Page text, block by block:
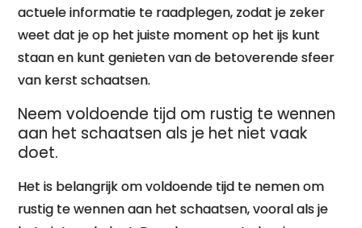
actuele informatie te raadplegen, zodat je zeker
weet dat je op het juiste moment op het ijs kunt
staan en kunt genieten van de betoverende sfeer
van kerst schaatsen.
Neem voldoende tijd om rustig te wennen
aan het schaatsen als je het niet vaak
doet.
Het is belangrijk om voldoende tijd te nemen om
rustig te wennen aan het schaatsen, vooral als je